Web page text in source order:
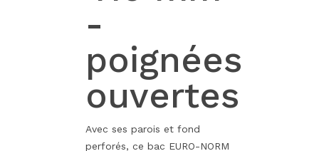
-
poignées
ouvertes
Avec ses parois et fond
perforés, ce bac EURO-NORM